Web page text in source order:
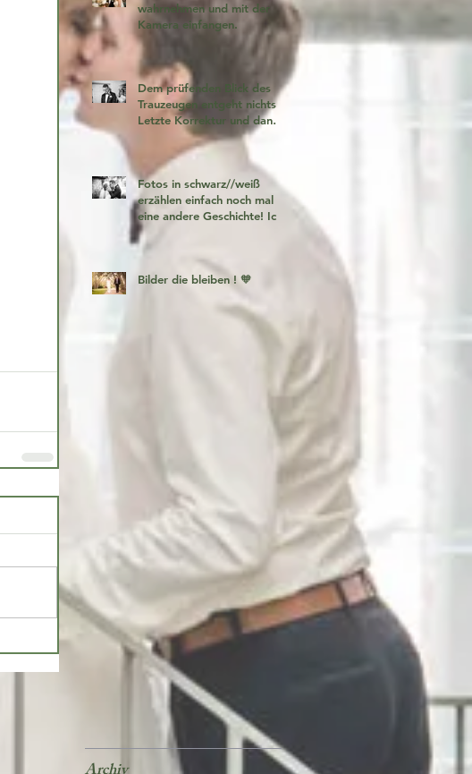
wahrnehmen und mit der
Kamera einfangen.
Dem prüfenden Blick des
Trauzeugen entgeht nichts!
Letzte Korrektur und dann
geht es los!
Fotos in schwarz//weiß
erzählen einfach noch mal
eine andere Geschichte! Ich
liebe es 🧡
Bilder die bleiben ! 🧡